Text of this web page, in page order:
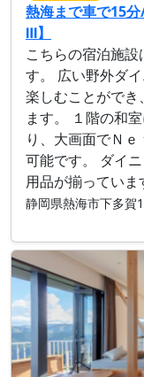
熱海まで車で15
Ⅲ】
こちらの宿泊施
す。 広い野外ダ
楽しむことがで
ます。 １階の和
り、大画面でＮ
可能です。 ダイ
用品が揃っていま
静岡県熱海市下多賀